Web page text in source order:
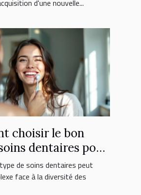
d'une nouvelle...
choisir le bon
dentaires pour
de soins dentaires peut
face à la diversité des